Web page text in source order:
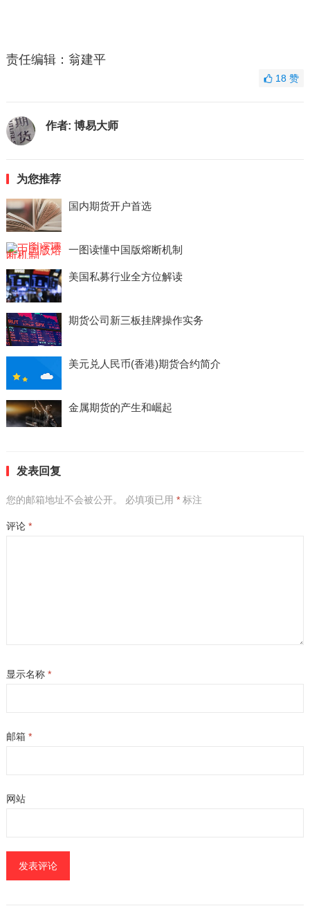
责任编辑：翁建平
18赞
作者: 博易大师
为您推荐
国内期货开户首选
一图读懂中国版熔断机制
美国私募行业全方位解读
期货公司新三板挂牌操作实务
美元兑人民币(香港)期货合约简介
金属期货的产生和崛起
发表回复
您的邮箱地址不会被公开。 必填项已用 *标注
评论 *
显示名称 *
邮箱 *
网站